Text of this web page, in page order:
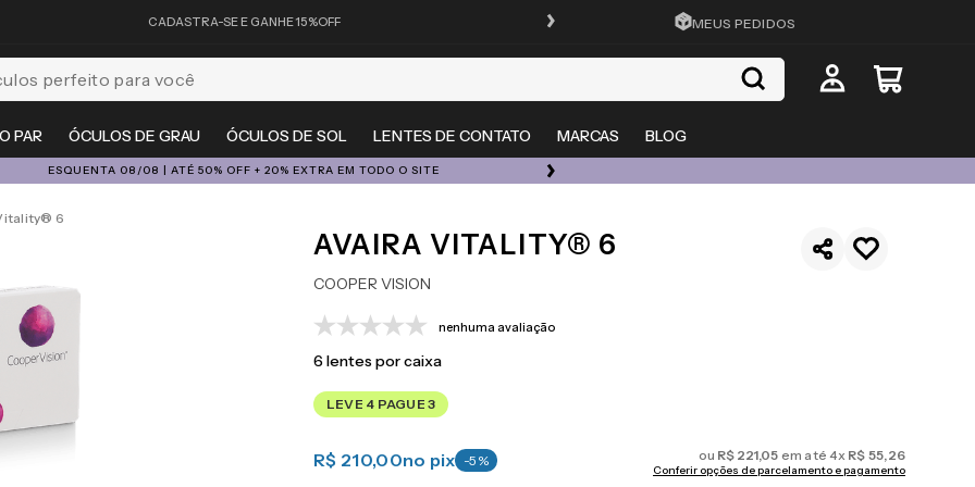
CADASTRA-SE E GANHE 15%OFF FRETE GRÁTIS EM TODO O SITE
MEUS PEDIDOS
PAR ÓCULOS DE GRAU ÓCULOS DE SOL LENTES DE CONTATO MARCAS BLOG
para você
ESQUENTA 08/08 | ATÉ 50% OFF + 20% EXTRA EM TODO O SITE ÓCULOS DE GRAU, SOL E LENTES COM ATÉ 50% OFF + 20% EXTRA
6
AVAIRA VITALITY® 6
COOPER VISION
nenhuma avaliação
6 lentes por caixa
LEVE 4 PAGUE 3
R$ 210,00no pix -5 % ou R$ 221,05 em até4x R$ 55,26
Conferir opções de parcelamento e pagamento